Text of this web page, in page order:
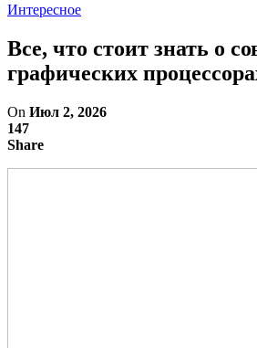
Интересное
Все, что стоит знать о
графических
On Июл 2, 2026
147
Share